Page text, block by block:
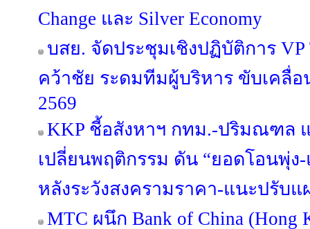
Change และ Silver Economy
บสย. จัดประชุมเชิงปฏิบัติการ VP
คว้าชัย ระดมทีมผู้บริหาร ขับเคลื่อ
2569
KKP ชี้อสังหาฯ กทม.-ปริมณฑล
เปลี่ยนพฤติกรรม ดัน “ยอดโอนพุ่ง
หลังระวังสงครามราคา-แนะปรับแ
MTC ผนึก Bank of China (Hong